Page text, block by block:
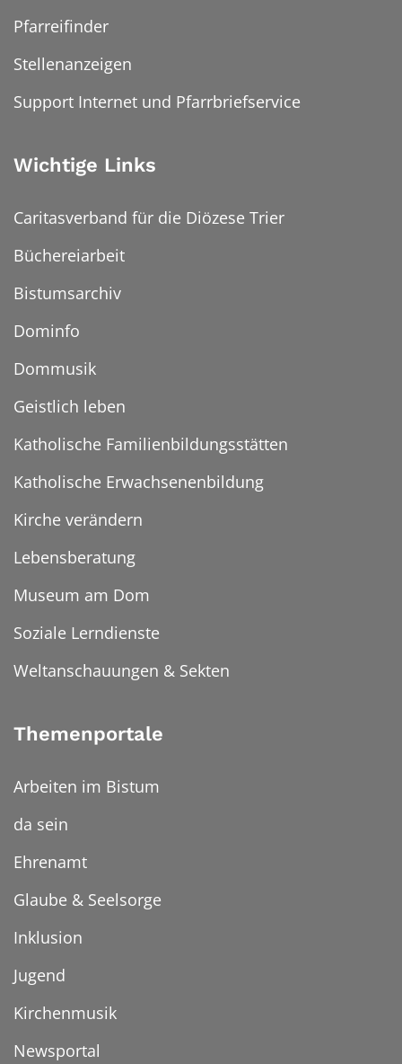
Pfarreifinder
Stellenanzeigen
Support Internet und Pfarrbriefservice
Wichtige Links
Caritasverband für die Diözese Trier
Büchereiarbeit
Bistumsarchiv
Dominfo
Dommusik
Geistlich leben
Katholische Familienbildungsstätten
Katholische Erwachsenenbildung
Kirche verändern
Lebensberatung
Museum am Dom
Soziale Lerndienste
Weltanschauungen & Sekten
Themenportale
Arbeiten im Bistum
da sein
Ehrenamt
Glaube & Seelsorge
Inklusion
Jugend
Kirchenmusik
Newsportal